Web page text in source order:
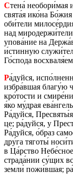
Стена́ необо­ри́мая
свята́я ико́на
оби́тели
над
упова́ние на
и́стин­ную
Го́спода
Ра́дуйся,
избра́вшая благу́ю
кро́тости и
я́ко му́драя
Ра́дуйся,
це; ра́дуйся, у
Ра́дуйся, о́браз
дру́га тя­го­ты́
в Ца́рство
стра­да́нии су́щих
земли́ пожи́вшая;